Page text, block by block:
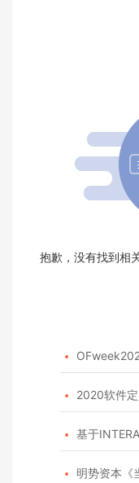
抱歉，没有找到相

 2020软件
 基于
 明势资本《当